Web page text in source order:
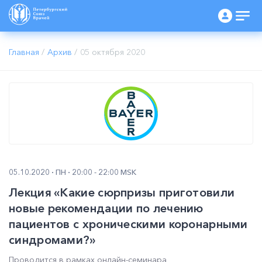
Главная / Архив / 05 октября 2020
05.10.2020 ПН 20:00 - 22:00 MSK
Лекция «Какие сюрпризы приготовили
новые рекомендации по лечению
пациентов с хроническими коронарными
синдромами?»
Проводится в рамках онлайн-семинара